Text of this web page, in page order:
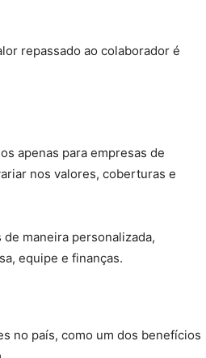
repassado ao colaborador é
apenas para empresas de
nos valores, coberturas e
maneira personalizada,
equipe e finanças.
no país, como um dos benefícios